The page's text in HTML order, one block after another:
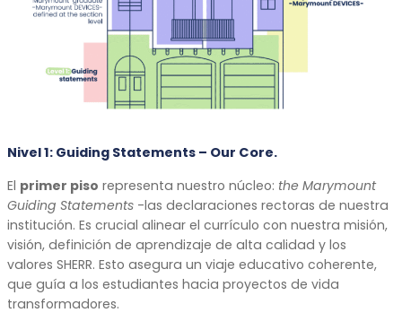
Nivel 1: Guiding Statements – Our Core.
El primer piso representa nuestro núcleo: the Marymount
Guiding Statements -las declaraciones rectoras de nuestra
institución. Es crucial alinear el currículo con nuestra misión,
visión, definición de aprendizaje de alta calidad y los
valores SHERR. Esto asegura un viaje educativo coherente,
que guía a los estudiantes hacia proyectos de vida
transformadores.